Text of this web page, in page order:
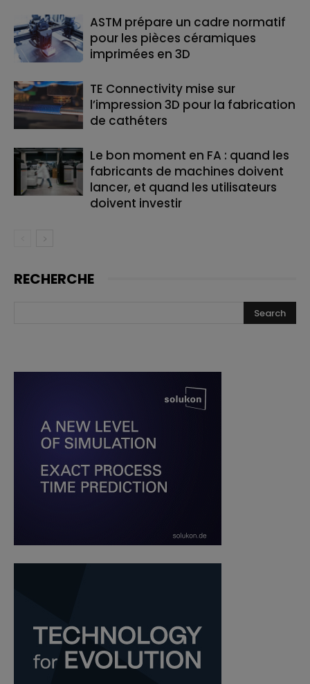
ASTM prépare un cadre normatif
pour les pièces céramiques
imprimées en 3D
TE Connectivity mise sur
l’impression 3D pour la fabrication
de cathéters
Le bon moment en FA : quand les
fabricants de machines doivent
lancer, et quand les utilisateurs
doivent investir
RECHERCHE